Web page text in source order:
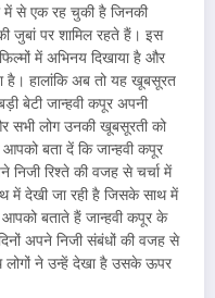
में से एक रह चुकी है जिनकी
जुबां पर शामिल रहते हैं। इस
में अभिनय दिखाया है और
है। हालांकि अब तो यह खूबसूरत
बेटी जान्हवी कपूर अपनी
सभी लोग उनकी खूबसूरती को
बता दें कि जान्हवी कपूर
रिश्ते की वजह से चर्चा में
में देखी जा रही है जिसके साथ में
बताते हैं जान्हवी कपूर के
अपने निजी संबंधों की वजह से
लोगों ने उन्हें देखा है उसके ऊपर